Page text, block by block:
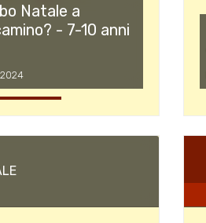
Natale a
- 7-10 anni